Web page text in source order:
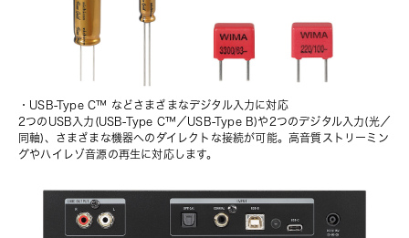
・USB-Type C™ などさまざまなデジタル入力に対応
2つのUSB入力(USB-Type C™／USB-Type B)や2つのデジタル入力(光／
同軸)、さまざまな機器へのダイレクトな接続が可能。高音質ストリーミン
グやハイレゾ音源の再生に対応します。